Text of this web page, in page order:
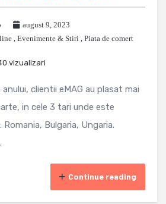
august 9, 2023
, Evenimente & Stiri , Piata de comert
vizualizari
clientii eMAG au plasat mai
in cele 3 tari unde este
Bulgaria, Ungaria.
Continue reading